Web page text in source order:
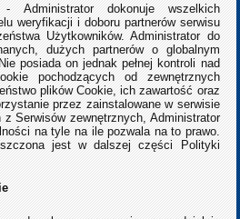
- Administrator dokonuje wszelkich
weryfikacji i doboru partnerów serwisu
Użytkowników. Administrator do
dużych partnerów o globalnym
posiada on jednak pełnej kontroli nad
pochodzących od zewnętrznych
plików Cookie, ich zawartość oraz
przez zainstalowane w serwisie
Serwisów zewnętrznych, Administrator
na tyle na ile pozwala na to prawo.
jest w dalszej części Polityki